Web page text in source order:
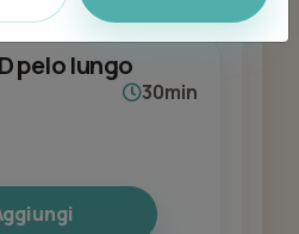
pelo lungo
30min